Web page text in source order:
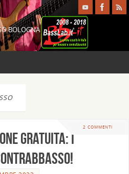
BOLOGNA
2 COMMENTI
gratuita: i